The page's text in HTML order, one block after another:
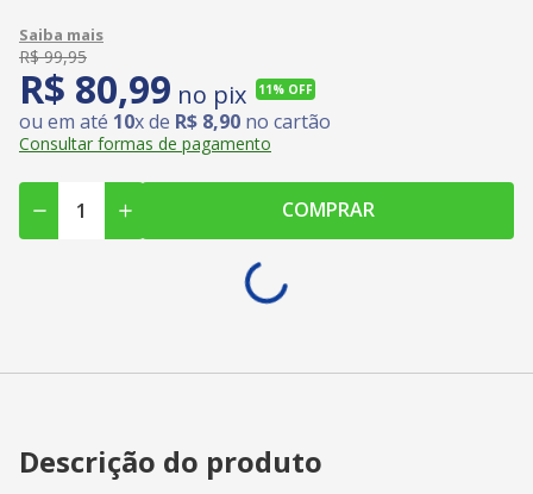
R$ 99,95
R$ 80,99 no pix 11% OFF
ou em até 10x de R$ 8,90 no cartão
Consultar formas de pagamento
COMPRAR
Descrição do produto